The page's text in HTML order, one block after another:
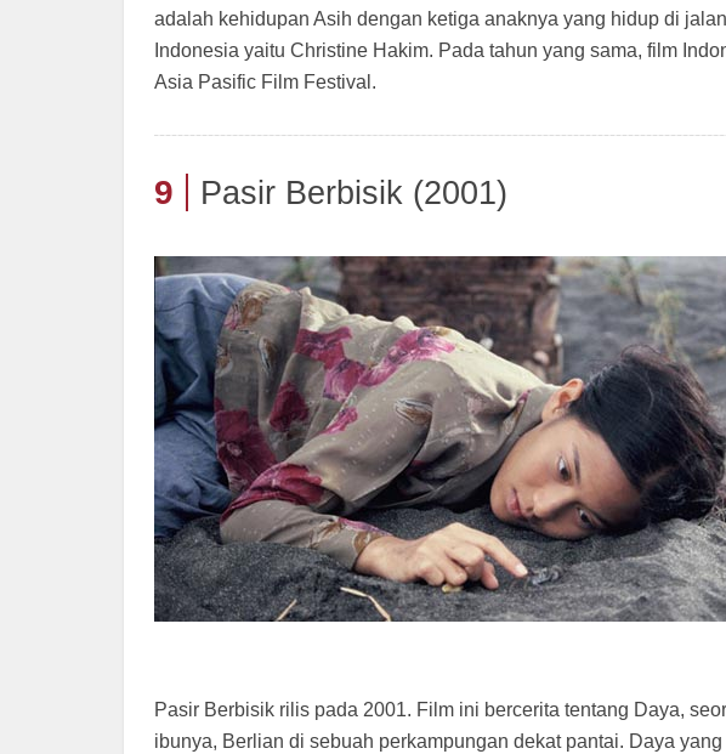
adalah kehidupan Asih dengan ketiga anaknya yang hidup di
Indonesia yaitu Christine Hakim. Pada tahun yang sama, film
Asia Pasific Film Festival.
9 Pasir Berbisik (2001)
Pasir Berbisik rilis pada 2001. Film ini bercerita tentang Daya,
ibunya, Berlian di sebuah perkampungan dekat pantai. Daya